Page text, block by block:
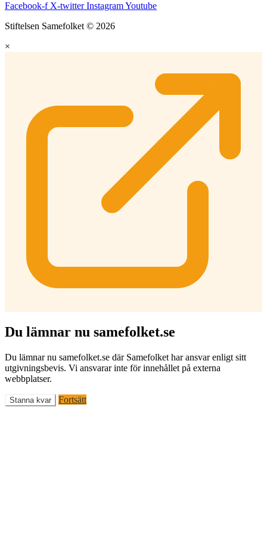
Facebook-f X-twitter InstagramYoutube
Stiftelsen Samefolket © 2026
×
Du lämnar nu samefolket.se
Du lämnar nu samefolket.se där Samefolket har ansvar enligt sitt
utgivningsbevis. Vi ansvarar inte för innehållet på externa
webbplatser.
Stanna kvar Fortsätt